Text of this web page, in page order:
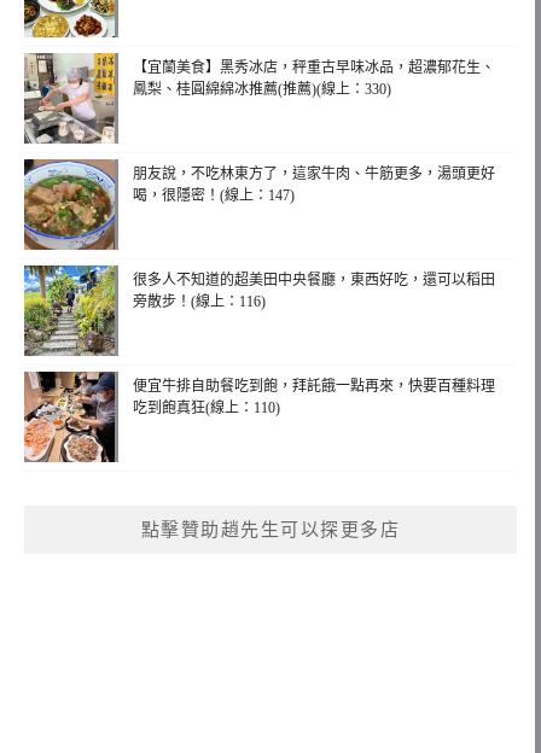
【宜蘭美食】黑秀冰店，秤重古早味冰品，超濃郁花生、
鳳梨、桂圓綿綿冰推薦(推薦)(線上：330)
朋友說，不吃林東方了，這家牛肉、牛筋更多，湯頭更好
喝，很隱密！(線上：147)
很多人不知道的超美田中央餐廳，東西好吃，還可以稻田
旁散步！(線上：116)
便宜牛排自助餐吃到飽，拜託餓一點再來，快要百種料理
吃到飽真狂(線上：110)
點擊贊助趙先生可以探更多店